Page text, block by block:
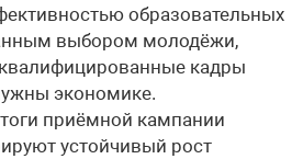
образовательных
выбором молодёжи,
квалифицированные кадры
экономике.
приёмной кампании
устойчивый рост